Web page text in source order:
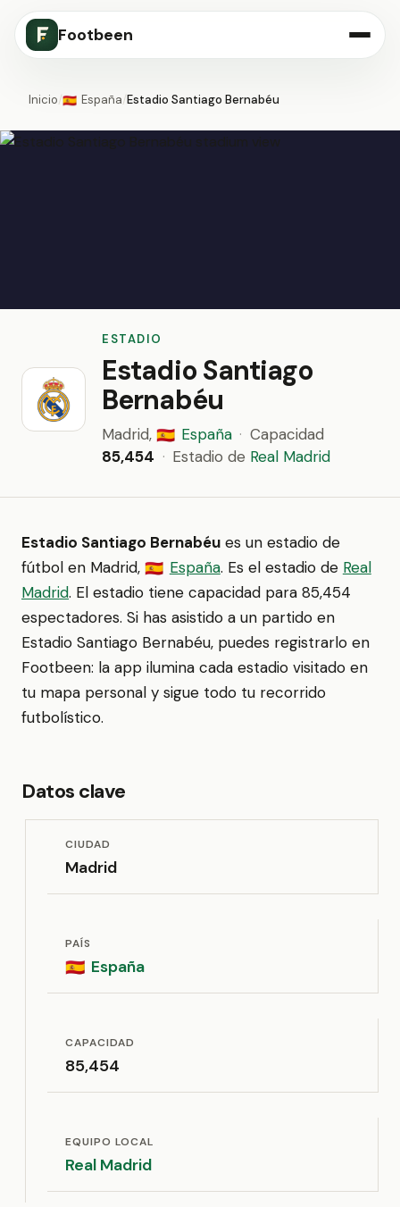
Footbeen
Inicio/🇪🇸 España/Estadio Santiago Bernabéu
ESTADIO
Estadio Santiago
Bernabéu
Madrid, 🇪🇸 España · Capacidad
85,454 · Estadio de Real Madrid
Estadio Santiago Bernabéu es un estadio de
fútbol en Madrid, 🇪🇸 España. Es el estadio de Real
Madrid. El estadio tiene capacidad para 85,454
espectadores. Si has asistido a un partido en
Estadio Santiago Bernabéu, puedes registrarlo en
Footbeen: la app ilumina cada estadio visitado en
tu mapa personal y sigue todo tu recorrido
futbolístico.
Datos clave
CIUDAD
Madrid
PAÍS
🇪🇸 España
CAPACIDAD
85,454
EQUIPO LOCAL
Real Madrid